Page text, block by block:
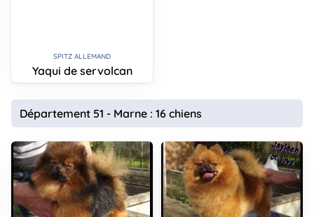
SPITZ ALLEMAND
Yaqui de servolcan
Département 51 - Marne : 16 chiens